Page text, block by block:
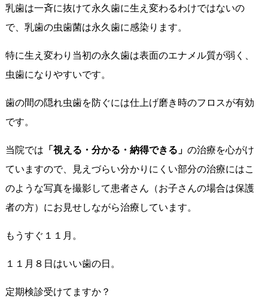
乳歯は一斉に抜けて永久歯に生え変わるわけではないの
で、乳歯の虫歯菌は永久歯に感染ります。
特に生え変わり当初の永久歯は表面のエナメル質が弱く、
虫歯になりやすいです。
歯の間の隠れ虫歯を防ぐには仕上げ磨き時のフロスが有効
です。
当院では 「視える・分かる・納得できる」 の治療を心がけ
ていますので、見えづらい分かりにくい部分の治療にはこ
のような写真を撮影して患者さん（お子さんの場合は保護
者の方）にお見せしながら治療しています。
もうすぐ１１月。
１１月８日はいい歯の日。
定期検診受けてますか？